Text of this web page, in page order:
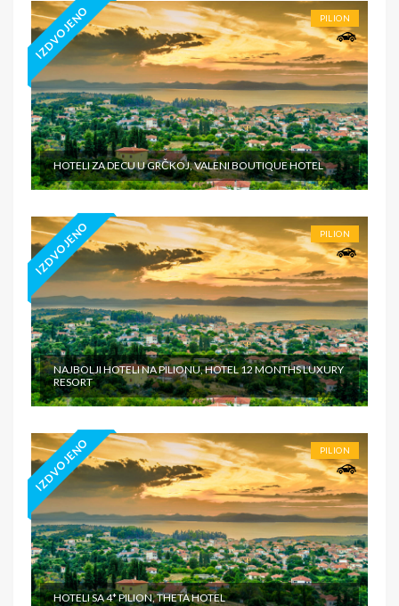
IZDVOJENO PILION
HOTELI ZA DECU U GRČKOJ, VALENI BOUTIQUE HOTEL
IZDVOJENO PILION
NAJBOLJI HOTELI NA PILIONU, HOTEL 12 MONTHS LUXURY
RESORT
IZDVOJENO PILION
HOTELI SA 4* PILION, THETA HOTEL